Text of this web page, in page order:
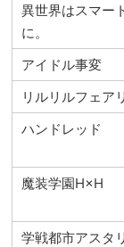
異世界はスマー
に。
アイドル事変
リルリルフェア
ハンドレッド
魔装学園H×H
学戦都市アスタ